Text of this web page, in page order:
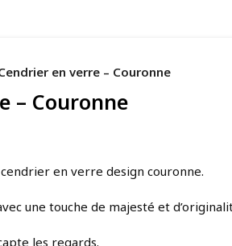
en verre – Couronne
– Couronne
en verre design couronne.
une touche de majesté et
les regards.